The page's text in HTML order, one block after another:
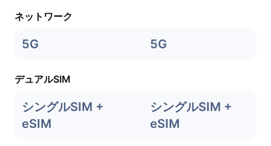
ネットワーク
5G 5G
デュアルSIM
シングルSIM +
eSIM
シングルSIM +
eSIM